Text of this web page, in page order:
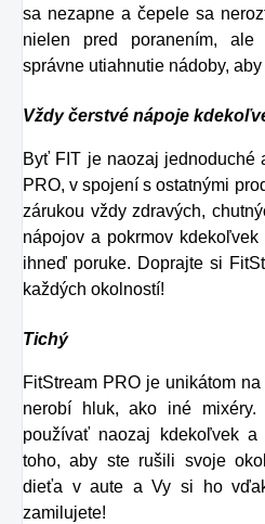
sa nezapne a čepele sa
nielen pred poranením,
správne utiahnutie nádoby,
Vždy čerstvé nápoje
Byť FIT je naozaj jednoduché
PRO, v spojení s ostatnými
zárukou vždy zdravých,
nápojov a pokrmov
ihneď poruke. Doprajte si
každých okolností!
Tichý
FitStream PRO je unikátom
nerobí hluk, ako iné
používať naozaj kdekoľvek
toho, aby ste rušili svoje
dieťa v aute a Vy si ho
zamilujete!